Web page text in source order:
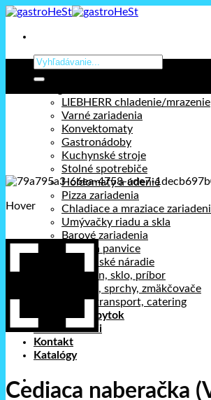
Prejsť
obsah
Hľadať:
LIEBHERR chladenie/mrazenie
Varné zariadenia
Konvektomaty
Gastronádoby
Kuchynské stroje
Stolné spotrebiče
Holdomaty a údenie
Pizza zariadenia
Chladiace a mraziace
Umývačky riadu a skla
Barové zariadenia
Hrnce a panvice
Kuchynské náradie
Porcelán, sklo, príbor
Chémia, sprchy, zmäkčovače
Výdaj, transport, catering
Nerezový nábytok
Foto realizácii
Kontakt
Katalógy
Hover
Cediaca naberačka